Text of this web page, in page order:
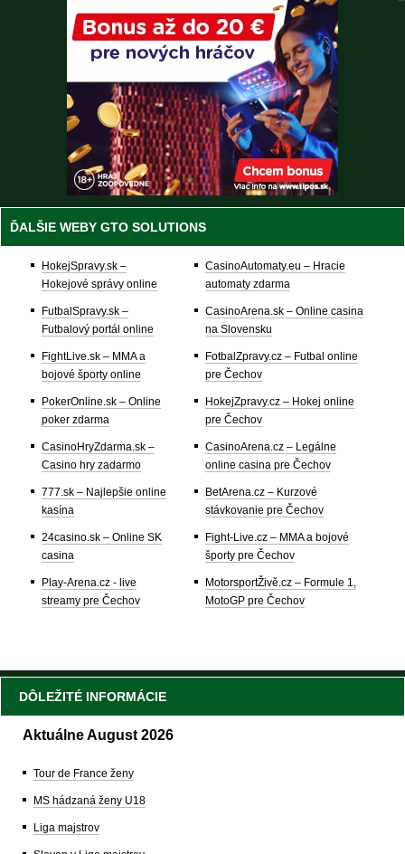
ĎALŠIE WEBY GTO SOLUTIONS
HokejSpravy.sk –
Hokejové správy online
FutbalSpravy.sk –
Futbalový portál online
FightLive.sk – MMA a
bojové športy online
PokerOnline.sk – Online
poker zdarma
CasinoHryZdarma.sk –
Casino hry zadarmo
777.sk – Najlepšie online
kasína
24casino.sk – Online SK
casina
Play-Arena.cz - live
streamy pre Čechov
CasinoAutomaty.eu – Hracie
automaty zdarma
CasinoArena.sk – Online casina
na Slovensku
FotbalZpravy.cz – Futbal online
pre Čechov
HokejZpravy.cz – Hokej online
pre Čechov
CasinoArena.cz – Legálne
online casina pre Čechov
BetArena.cz – Kurzové
stávkovanie pre Čechov
Fight-Live.cz – MMA a bojové
športy pre Čechov
MotorsportŽivě.cz – Formule 1,
MotoGP pre Čechov
DÔLEŽITÉ INFORMÁCIE
Aktuálne August 2026
Tour de France ženy
MS hádzaná ženy U18
Liga majstrov